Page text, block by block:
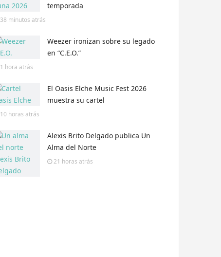
temporada
38 minutos atrás
Weezer ironizan sobre su legado
en “C.E.O.”
1 hora atrás
El Oasis Elche Music Fest 2026
muestra su cartel
10 horas atrás
Alexis Brito Delgado publica Un
Alma del Norte
21 horas atrás